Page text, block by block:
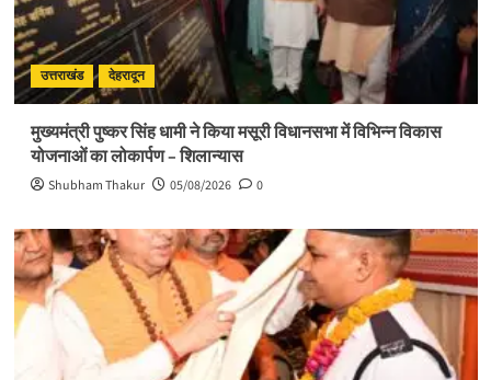
उत्तराखंड देहरादून
मुख्यमंत्री पुष्कर सिंह धामी ने किया मसूरी विधानसभा में विभिन्न विकास
योजनाओं का लोकार्पण – शिलान्यास
Shubham Thakur 05/08/2026 0